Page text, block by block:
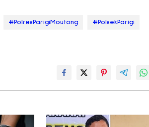
#PolresParigiMoutong #PolsekParigi